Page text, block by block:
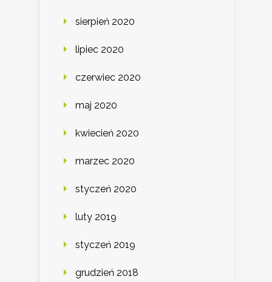
sierpień 2020
lipiec 2020
czerwiec 2020
maj 2020
kwiecień 2020
marzec 2020
styczeń 2020
luty 2019
styczeń 2019
grudzień 2018